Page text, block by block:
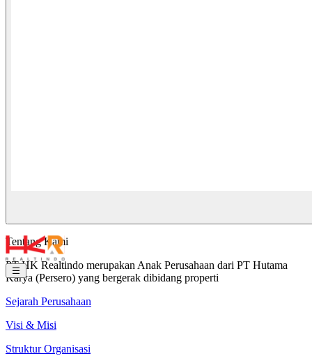
Tentang Kami
PT HK Realtindo merupakan Anak Perusahaan dari PT Hutama
Karya (Persero) yang bergerak dibidang properti
Sejarah Perusahaan
Visi & Misi
Struktur Organisasi